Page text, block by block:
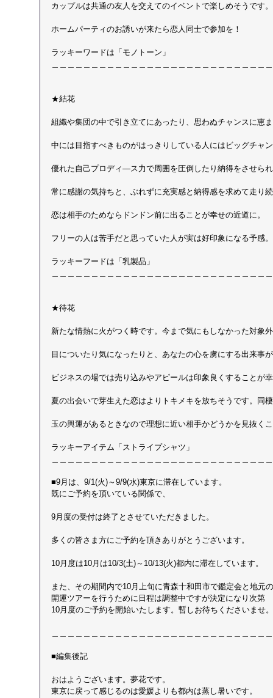
カップルは共通の友人を交えてのイベントで楽しめそうです。
ホームパーティのお誘いが来たら恋人同士で参加を！
ラッキーワードは「モノトーン」
★結花
組織や集団の中で引き立てにあったり、思わぬチャンスに恵
中には目指すべきものがはっきりしている人にはビッグチャ
優れた自己プロディ―ス力で周囲を圧倒したり納得をさせら
常に感謝の気持ちと、ぶれずに充実感と納得感を求めて走り
恋は相手のためならドンドン前に出ることが幸せの近道に。
フリーの人は苦手だと思っていた人が実は好印象になる予感。
ラッキーフードは「乳製品」
★待花
新たな情熱に火がつく時です。今まで気にもしなかった対象
目についたり気になったりと、あなたの心を虜にする出来事
ビジネスの場では売り込みやアピールは印象良くすることが
夏の出会いで芽生えた恋はよりトキメキを放ちそうです。同
玉の輿運があるときなので理想に近い相手かどうかを見抜く
ラッキーアイテム「ストライプシャツ」
■9月は、9/1(火)～9/9(水)東京に滞在しています。
既にご予約を頂いている関係で、
9月度の受付は終了とさせていただきました。
多くの皆さま方にご予約を頂きありがとうございます。
10月度は10月は10/3(土)～10/13(火)都内に滞在しています。
また、その期間内で10月上旬に青森十和田市で鑑定会と地元
開運ツアーを行うために日程は調整中ですが決定になり次第
10月度のご予約を開始いたします。暫しお待ちくださいませ。
■編集後記
おはようございます。夢花です。
東京に戻って感じるのは愛媛よりも都内は蒸し暑いです。